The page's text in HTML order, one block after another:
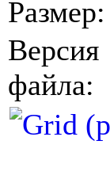
Размер:
Версия
файла: